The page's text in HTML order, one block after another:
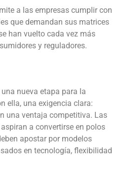
a las empresas cumplir con
que demandan sus matrices
han vuelto cada vez más
y reguladores.
nueva etapa para la
ella, una exigencia clara:
una ventaja competitiva. Las
a convertirse en polos
apostar por modelos
en tecnología, flexibilidad